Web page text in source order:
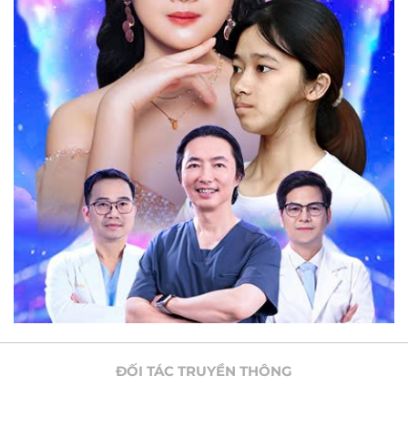
ĐỐI TÁC TRUYỀN THÔNG